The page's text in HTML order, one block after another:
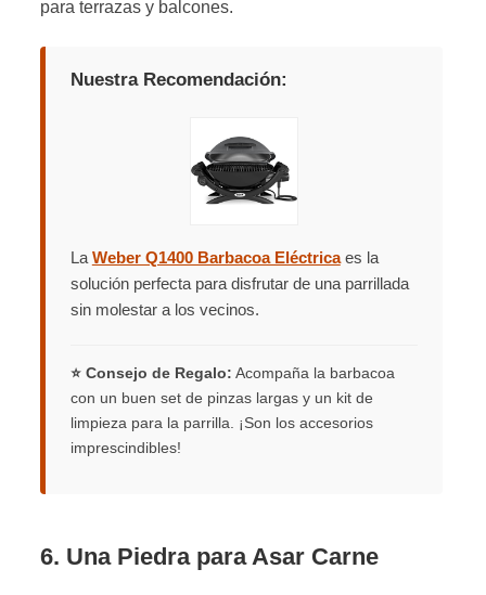
para terrazas y balcones.
Nuestra Recomendación:
La Weber Q1400 Barbacoa Eléctricaes la
solución perfecta para disfrutar de una parrillada
sin molestar a los vecinos.
⭐ Consejo de Regalo: Acompaña la barbacoa
con un buen set de pinzas largas y un kit de
limpieza para la parrilla. ¡Son los accesorios
imprescindibles!
6. Una Piedra para Asar Carne